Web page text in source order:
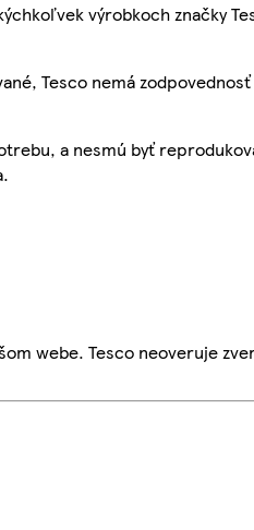
výrobkoch značky
Tesco nemá
a nesmú byť
webe. Tesco neoveruje